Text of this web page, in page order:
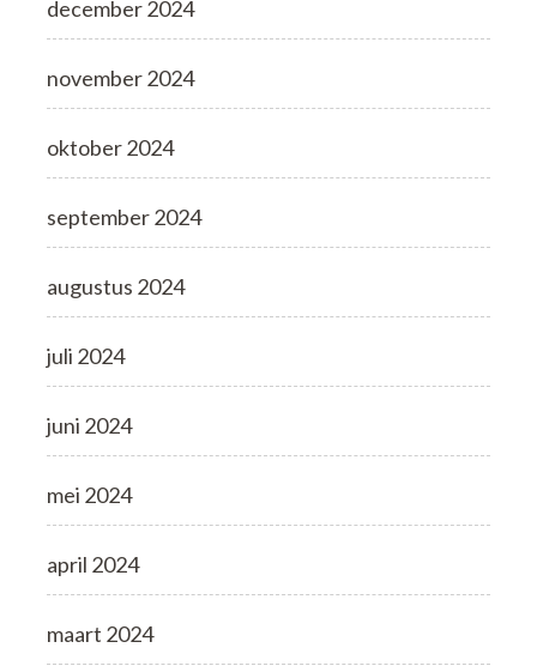
december 2024
november 2024
oktober 2024
september 2024
augustus 2024
juli 2024
juni 2024
mei 2024
april 2024
maart 2024